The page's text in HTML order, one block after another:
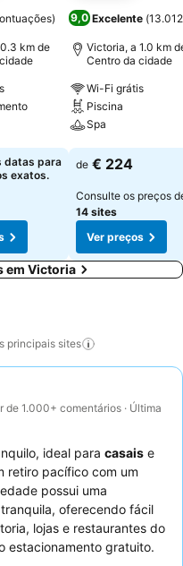
)
km de
datas para
exatos.
9,0 Excelente (
Victoria, a 1.0 km
Centro da cidade
Wi-Fi grátis
Piscina
Spa
Ver preços
de € 224
Consulte os preços
14 sites
Ver preços
em Victoria
principais sites
1.000+ comentários · Última
ideal para casais e
retiro pacífico com um
possui uma
oferecendo fácil
lojas e restaurantes do
estacionamento gratuito.